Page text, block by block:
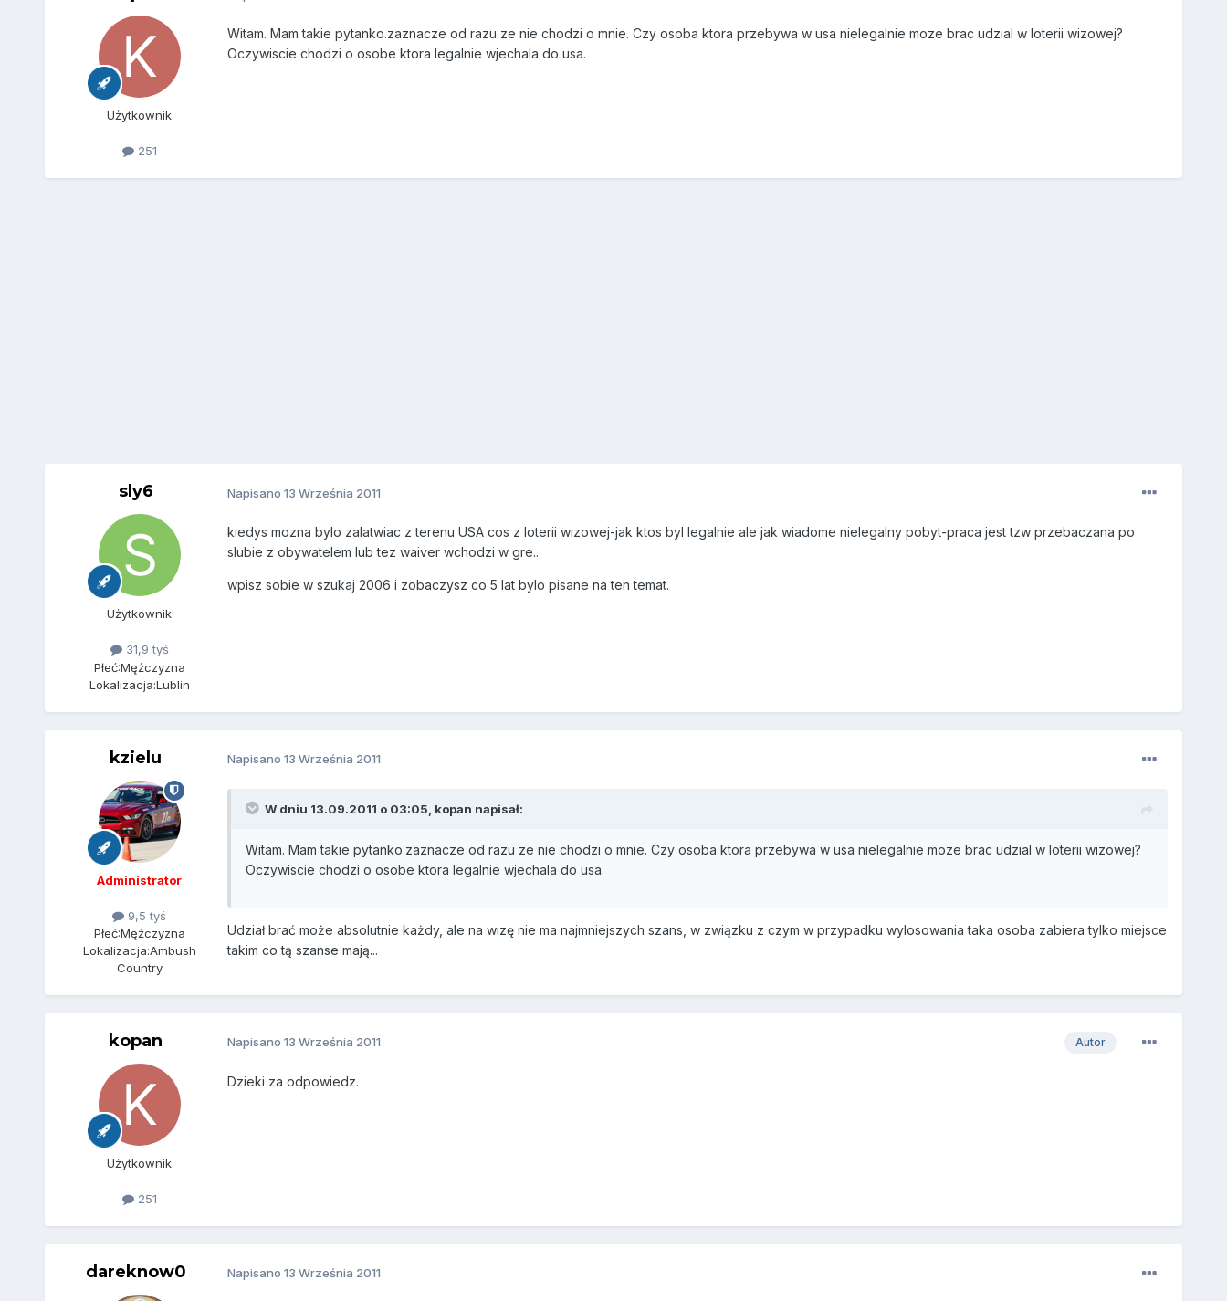
Użytkownik
251
Witam. Mam takie pytanko.zaznacze od razu ze nie chodzi o mnie. Czy osoba ktora przebywa w usa nielegalnie moze brac udzial w loterii wizowej?
Oczywiscie chodzi o osobe ktora legalnie wjechala do usa.
sly6
Użytkownik
31,9 tyś
Płeć:Mężczyzna
Lokalizacja:Lublin
Napisano 13 Września 2011
kiedys mozna bylo zalatwiac z terenu USA cos z loterii wizowej-jak ktos byl legalnie ale jak wiadome nielegalny pobyt-praca jest tzw przebaczana po
slubie z obywatelem lub tez waiver wchodzi w gre..
wpisz sobie w szukaj 2006 i zobaczysz co 5 lat bylo pisane na ten temat.
kzielu
Administrator
9,5 tyś
Płeć:Mężczyzna
Lokalizacja:Ambush
Country
Napisano 13 Września 2011
W dniu 13.09.2011 o 03:05, kopan napisał:
Witam. Mam takie pytanko.zaznacze od razu ze nie chodzi o mnie. Czy osoba ktora przebywa w usa nielegalnie moze brac udzial w loterii wizowej?
Oczywiscie chodzi o osobe ktora legalnie wjechala do usa.
Udział brać może absolutnie każdy, ale na wizę nie ma najmniejszych szans, w związku z czym w przypadku wylosowania taka osoba zabiera tylko miejsce
takim co tą szanse mają...
kopan
Użytkownik
251
Autor
Napisano 13 Września 2011
Dzieki za odpowiedz.
dareknow0 Napisano 13 Września 2011